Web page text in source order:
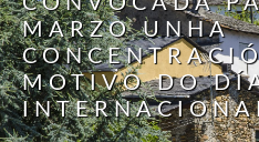
MARZO UNHA
MOTIVO DO